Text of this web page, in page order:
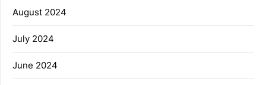
August 2024
July 2024
June 2024